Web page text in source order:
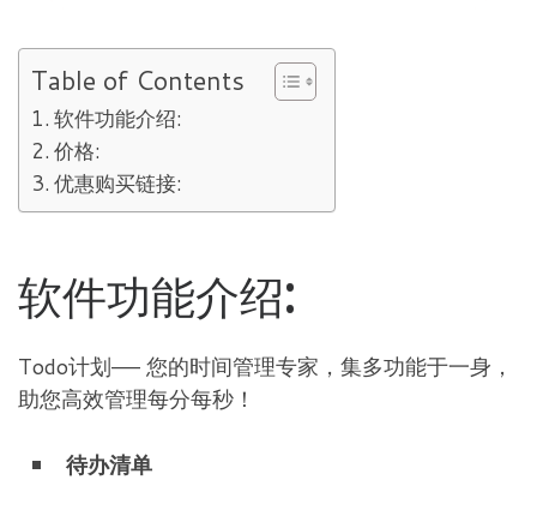
Table of Contents
软件功能介绍:
价格:
优惠购买链接:
软件功能介绍:
Todo计划—— 您的时间管理专家，集多功能于一身，
助您高效管理每分每秒！
待办清单